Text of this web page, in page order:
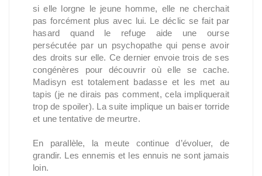
si elle lorgne le jeune homme, elle ne cherchait
pas forcément plus avec lui. Le déclic se fait par
hasard quand le refuge aide une ourse
persécutée par un psychopathe qui pense avoir
des droits sur elle. Ce dernier envoie trois de ses
congénères pour découvrir où elle se cache.
Madisyn est totalement badasse et les met au
tapis (je ne dirais pas comment, cela impliquerait
trop de spoiler). La suite implique un baiser torride
et une tentative de meurtre.
En parallèle, la meute continue d’évoluer, de
grandir. Les ennemis et les ennuis ne sont jamais
loin.